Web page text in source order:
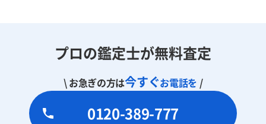
プロの鑑定士が無料査定
\ お急ぎの方は今すぐお電話を /
0120-389-777